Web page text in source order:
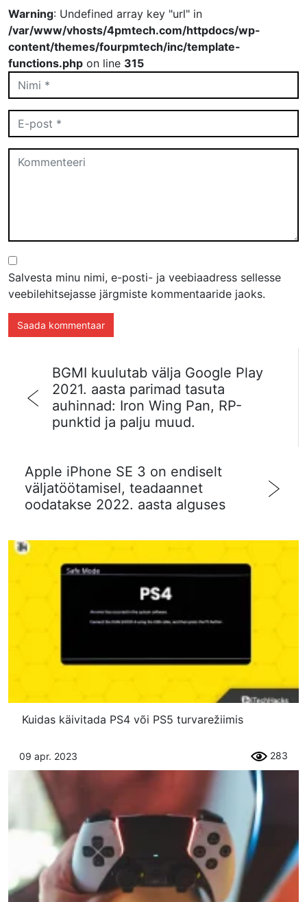
Warning: Undefined array key "url" in
/var/www/vhosts/4pmtech.com/httpdocs/wp-
content/themes/fourpmtech/inc/template-
functions.php on line 315
Salvesta minu nimi, e-posti- ja veebiaadress sellesse
veebilehitsejasse järgmiste kommentaaride jaoks.
BGMI kuulutab välja Google Play
2021. aasta parimad tasuta
auhinnad: Iron Wing Pan, RP-
punktid ja palju muud.
Apple iPhone SE 3 on endiselt
väljatöötamisel, teadaannet
oodatakse 2022. aasta alguses
Kuidas käivitada PS4 või PS5 turvarežiimis
09 apr. 2023 283